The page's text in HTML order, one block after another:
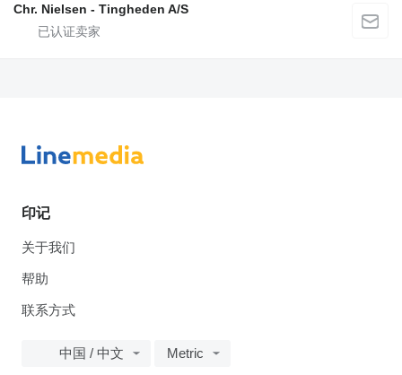
Chr. Nielsen - Tingheden A/S
印记
关于我们
帮助
联系方式
中国 / 中文 Metric